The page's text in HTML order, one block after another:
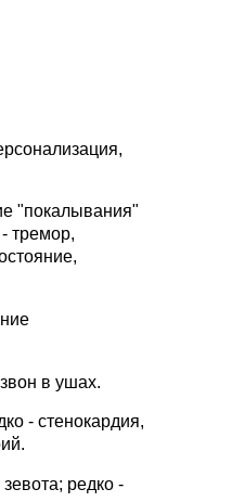
"покалывания"
тремор,
в ушах.
- стенокардия,
редко -